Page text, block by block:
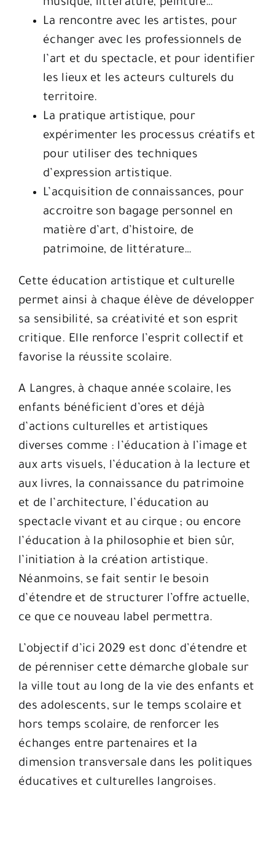
La rencontre avec les artistes, pour
échanger avec les professionnels de
l’art et du spectacle, et pour identifier
les lieux et les acteurs culturels du
territoire.
La pratique artistique, pour
expérimenter les processus créatifs et
pour utiliser des techniques
d’expression artistique.
L’acquisition de connaissances, pour
accroitre son bagage personnel en
matière d’art, d’histoire, de
patrimoine, de littérature…
Cette éducation artistique et culturelle
permet ainsi à chaque élève de développer
sa sensibilité, sa créativité et son esprit
critique. Elle renforce l’esprit collectif et
favorise la réussite scolaire.
A Langres, à chaque année scolaire, les
enfants bénéficient d’ores et déjà
d’actions culturelles et artistiques
diverses comme : l’éducation à l’image et
aux arts visuels, l’éducation à la lecture et
aux livres, la connaissance du patrimoine
et de l’architecture, l’éducation au
spectacle vivant et au cirque ; ou encore
l’éducation à la philosophie et bien sûr,
l’initiation à la création artistique.
Néanmoins, se fait sentir le besoin
d’étendre et de structurer l’offre actuelle,
ce que ce nouveau label permettra.
L’objectif d’ici 2029 est donc d’étendre et
de pérenniser cette démarche globale sur
la ville tout au long de la vie des enfants et
des adolescents, sur le temps scolaire et
hors temps scolaire, de renforcer les
échanges entre partenaires et la
dimension transversale dans les politiques
éducatives et culturelles langroises.